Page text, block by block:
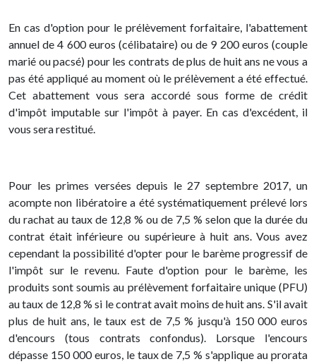
En cas d'option pour le prélèvement forfaitaire, l'abattement
annuel de 4 600 euros (célibataire) ou de 9 200 euros (couple
marié ou pacsé) pour les contrats de plus de huit ans ne vous a
pas été appliqué au moment où le prélèvement a été effectué.
Cet abattement vous sera accordé sous forme de crédit
d'impôt imputable sur l'impôt à payer. En cas d'excédent, il
vous sera restitué.
Pour les primes versées depuis le 27 septembre 2017, un
acompte non libératoire a été systématiquement prélevé lors
du rachat au taux de 12,8 % ou de 7,5 % selon que la durée du
contrat était inférieure ou supérieure à huit ans. Vous avez
cependant la possibilité d'opter pour le barème progressif de
l'impôt sur le revenu. Faute d'option pour le barème, les
produits sont soumis au prélèvement forfaitaire unique (PFU)
au taux de 12,8 % si le contrat avait moins de huit ans. S'il avait
plus de huit ans, le taux est de 7,5 % jusqu'à 150 000 euros
d'encours (tous contrats confondus). Lorsque l'encours
dépasse 150 000 euros, le taux de 7,5 % s'applique au prorata